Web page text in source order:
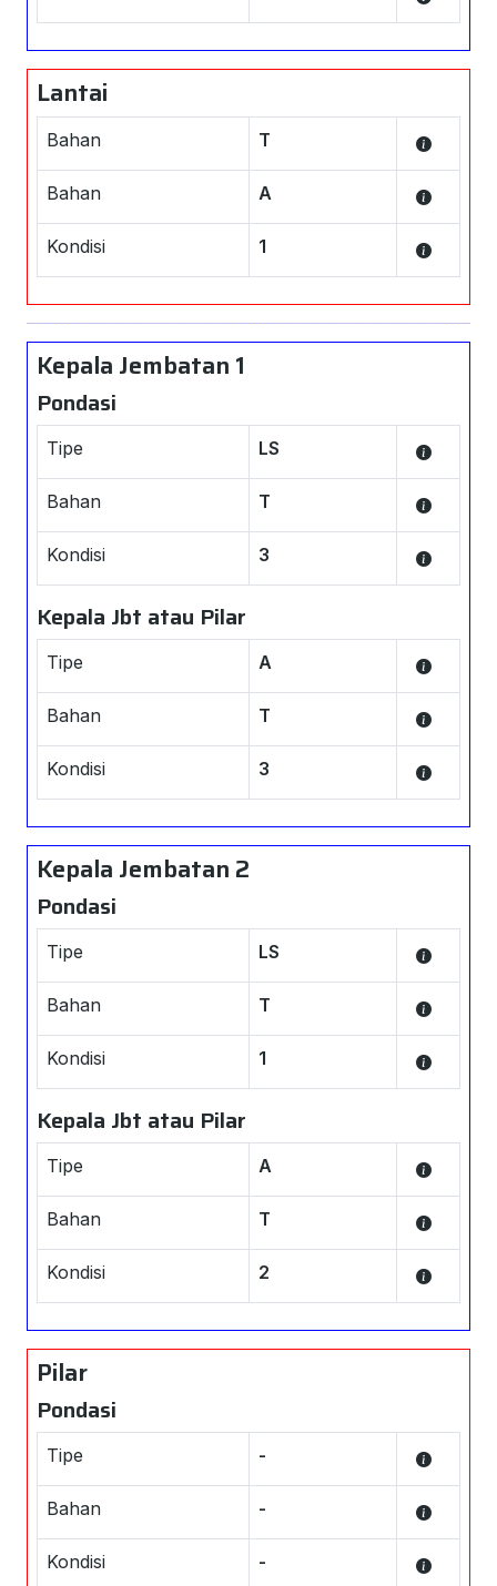
Lantai
Bahan T
Bahan A
Kondisi 1
Kepala Jembatan 1
Pondasi
Tipe LS
Bahan T
Kondisi 3
Kepala Jbt atau Pilar
Tipe A
Bahan T
Kondisi 3
Kepala Jembatan 2
Pondasi
Tipe LS
Bahan T
Kondisi 1
Kepala Jbt atau Pilar
Tipe A
Bahan T
Kondisi 2
Pilar
Pondasi
Tipe -
Bahan -
Kondisi -